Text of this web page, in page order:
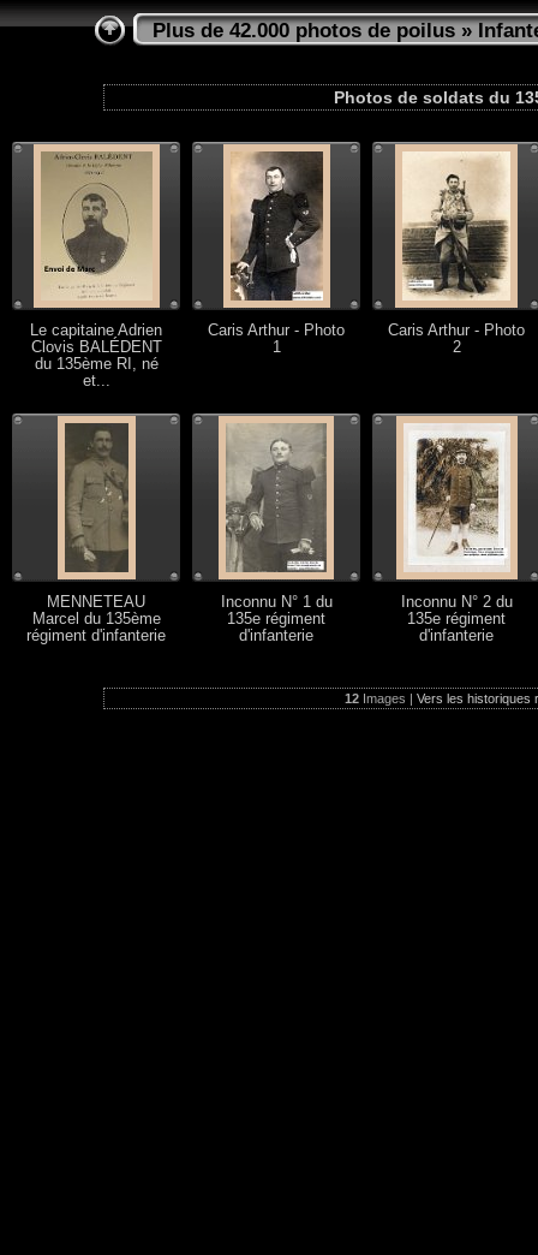
Plus de 42.000 photos de poilus»
Photos de soldats du
Le capitaine Adrien
Clovis BALÉDENT
du 135ème RI, né
et...
Caris Arthur - Photo
1
Caris Arthur - Photo
2
MENNETEAU
Marcel du 135ème
régiment d'infanterie
Inconnu N° 1 du
135e régiment
d'infanterie
Inconnu N° 2 du
135e régiment
d'infanterie
12Images | Vers les historiques